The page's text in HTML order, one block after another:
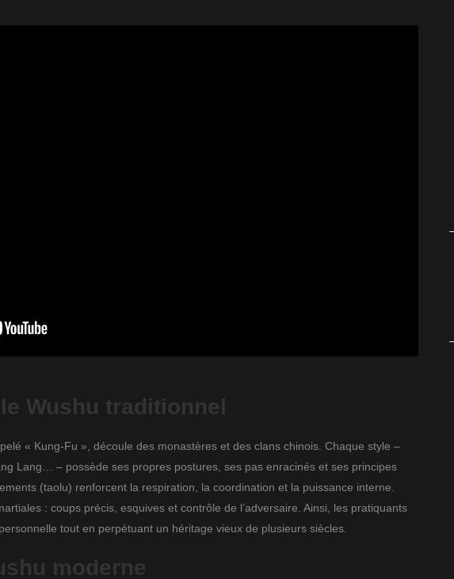
Wushu traditionnel
« Kung-Fu », découle des monastères et des clans chinois. Chaque style –
Lang… – possède ses propres postures, ses pas enracinés et ses principes
(taolu) renforcent la respiration, la coordination et la puissance interne.
: coups précis, esquives et contrôle de l’adversaire. Ainsi, les pratiquants
tout en perpétuant un héritage vieux de plusieurs siècles.
moderne